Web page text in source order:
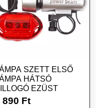
SZETT ELSŐ
HÁTSÓ
EZÜST
890 Ft